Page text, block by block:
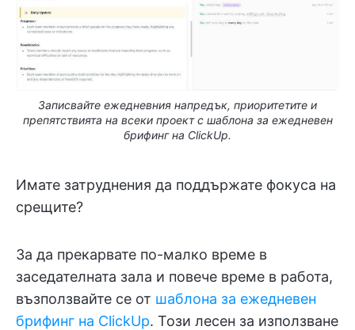
Записвайте ежедневния напредък, приоритетите и
препятствията на всеки проект с шаблона за ежедневен
брифинг на ClickUp.
Имате затруднения да поддържате фокуса на
срещите?
За да прекарвате по-малко време в
заседателната зала и повече време в работа,
възползвайте се от шаблона за ежедневен
брифинг на ClickUp. Този лесен за използване